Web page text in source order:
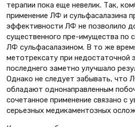
терапии пока еще невелик. Так,
применение ЛФ и сульфасалазина
эффективности ЛФ не позволило
существенного пре-имущества по
ЛФ сульфасалазином. В то же
метотрексату при недостаточной
последнего заметно улучшало
Однако не следует забывать, что
обладают однонаправленным
сочетанное применение связано с
серьезных медикаментозных